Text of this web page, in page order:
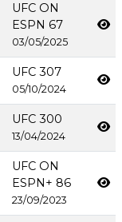
UFC ON
ESPN 67
03/05/2025
UFC 307
05/10/2024
UFC 300
13/04/2024
UFC ON
ESPN+ 86
23/09/2023